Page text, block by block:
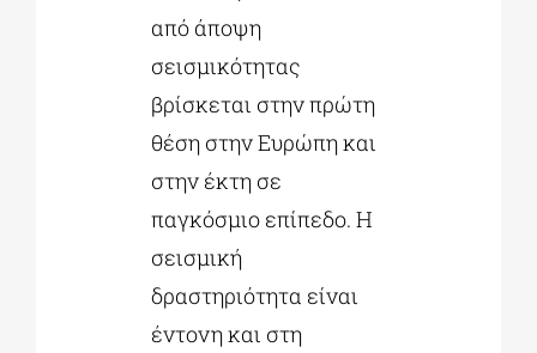
από άποψη
σεισμικότητας
βρίσκεται στην πρώτη
θέση στην Ευρώπη και
στην έκτη σε
παγκόσμιο επίπεδο. Η
σεισμική
δραστηριότητα είναι
έντονη και στη